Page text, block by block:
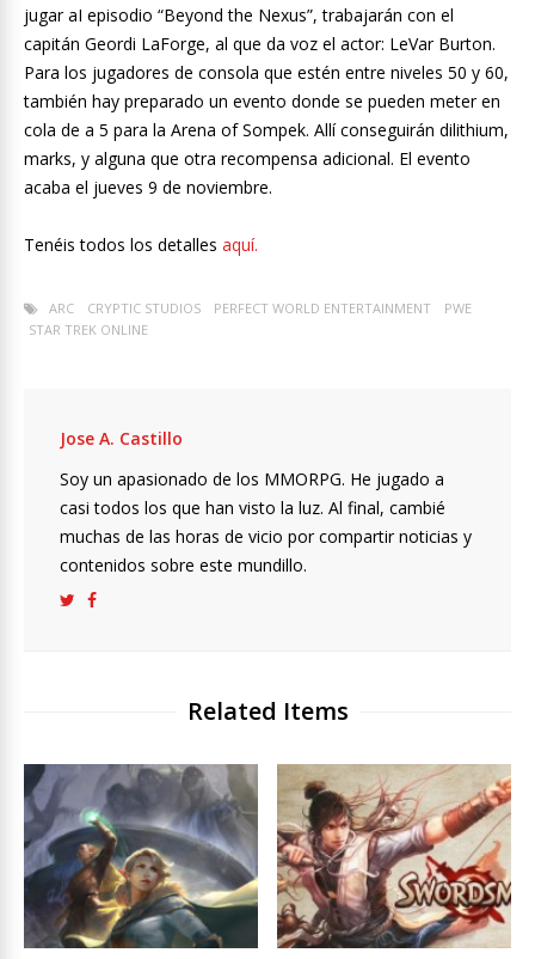
jugar aI episodio “Beyond the Nexus”, trabajarán con el
capitán Geordi LaForge, al que da voz el actor: LeVar Burton.
Para los jugadores de consola que estén entre niveles 50 y 60,
también hay preparado un evento donde se pueden meter en
cola de a 5 para la Arena of Sompek. Allí conseguirán dilithium,
marks, y alguna que otra recompensa adicional. El evento
acaba el jueves 9 de noviembre.
Tenéis todos los detalles aquí.
ARC CRYPTIC STUDIOS PERFECT WORLD ENTERTAINMENT
PWE
STAR TREK ONLINE
Jose A. Castillo
Soy un apasionado de los MMORPG. He jugado a
casi todos los que han visto la luz. Al final, cambié
muchas de las horas de vicio por compartir noticias y
contenidos sobre este mundillo.
Related Items